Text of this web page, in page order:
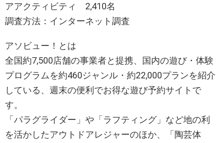
アアクティビティ 2,410名
調査方法：インターネット調査
アソビュー！とは
全国約7,500店舗の事業者と提携、国内の遊び・体験
プログラムを約460ジャンル・約22,000プランを紹介
している、週末の便利でお得な遊び予約サイトで
す。
「パラグライダー」や「ラフティング」など地の利
を活かしたアウトドアレジャーのほか、「陶芸体